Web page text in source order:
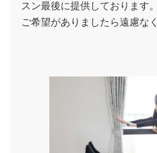
スン最後に提供しております。
ご希望がありましたら遠慮な